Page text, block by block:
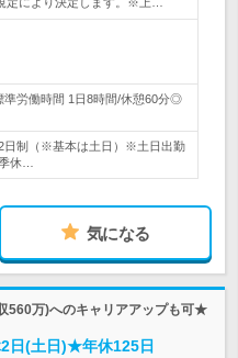
労働時間 1日8時間/休憩60分◎
2日制（※基本は土日）※土日出勤
休…
気になる
560万)へのキャリアアップも可★
日(土日)★年休125日